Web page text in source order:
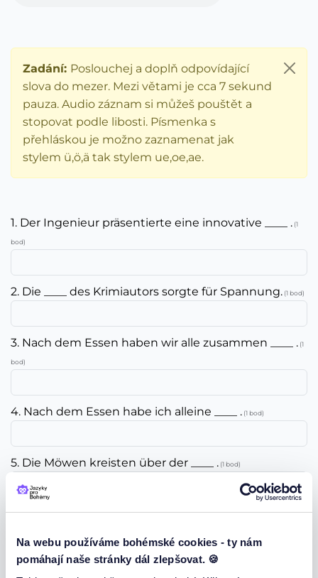
Na webu používáme bohémské cookies - ty nám
pomáhají naše stránky dál zlepšovat. 🍪
Zadání: Poslouchej a doplň odpovídající
slova do mezer. Mezi větami je cca 7 sekund
pauza. Audio záznam si můžeš pouštět a
stopovat podle libosti. Písmenka s
přehláskou je možno zaznamenat jak
stylem ü,ö,ä tak stylem ue,oe,ae.
1. Der Ingenieur präsentierte eine innovative ____ . (1
bod)
2. Die ____ des Krimiautors sorgte für Spannung. (1 bod)
3. Nach dem Essen haben wir alle zusammen ____ . (1
bod)
4. Nach dem Essen habe ich alleine ____ . (1 bod)
5. Die Möwen kreisten über der ____ . (1 bod)
6. Wir haben eine ____ direkt vor der Terrasse.(1 bod)
7. Wir haben Zuhause insgesamt drei ____ .